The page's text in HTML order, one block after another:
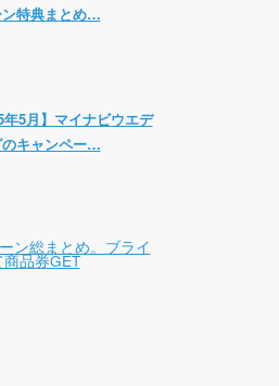
ン特典まとめ…
年5月】マイナビウエデ
のキャンペー…